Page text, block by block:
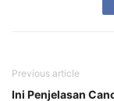
Previous article
Ini Penjelasan